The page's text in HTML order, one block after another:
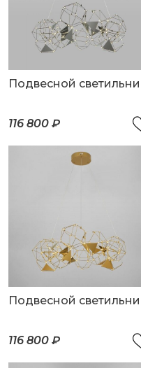
Подвесной
116 800 ₽
Подвесной
116 800 ₽